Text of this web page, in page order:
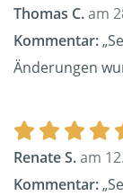
Thomas C.am
Kommentar:
Änderungen
Renate S.am
Kommentar: